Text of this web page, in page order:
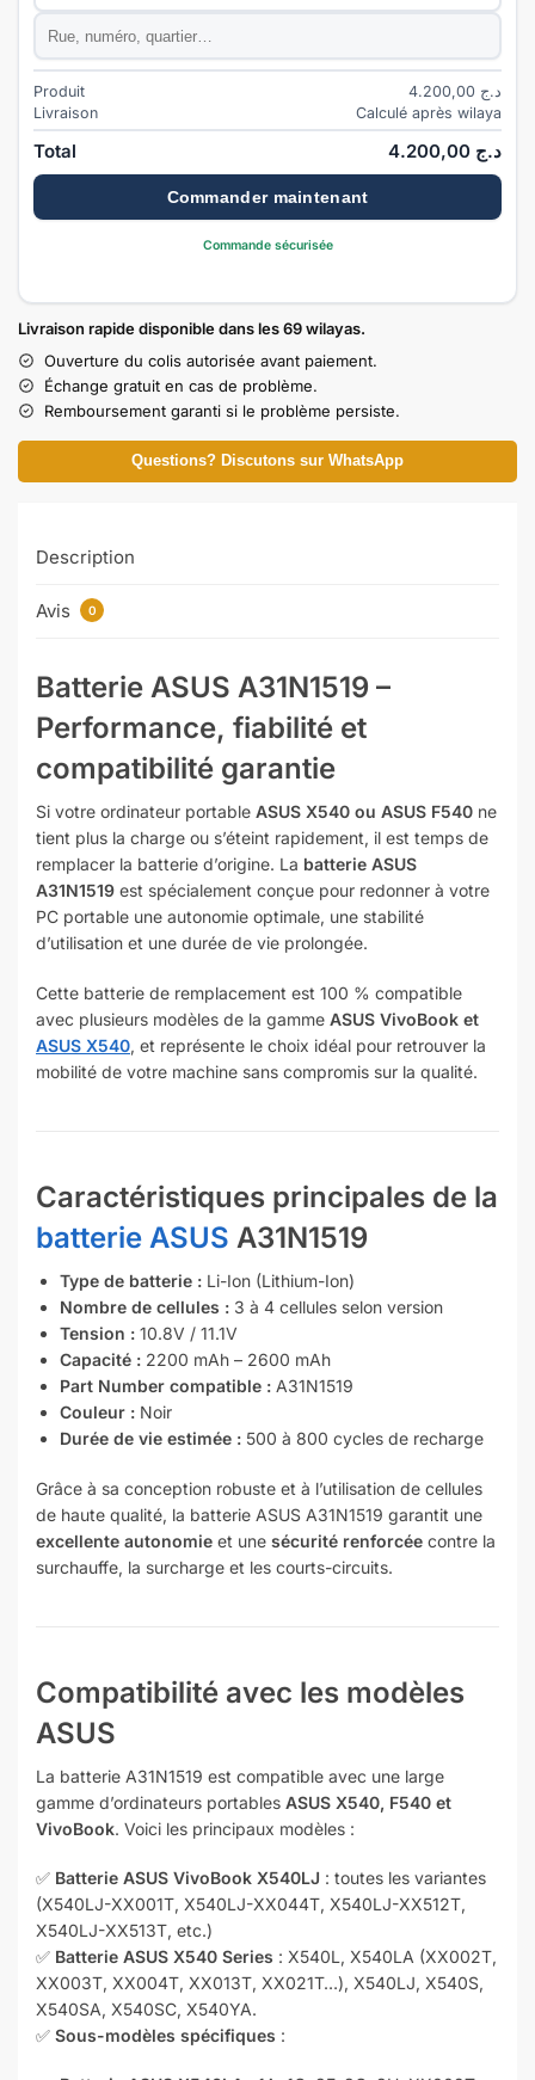
Adresse
Produit د.ج
Livraison
Calculé après wilaya
Total د.ج
Commander maintenant
Commande sécurisée
Livraison rapide disponible dans les 69 wilayas.
Ouverture du colis autorisée avant paiement.
Échange gratuit en cas de problème.
Remboursement garanti si le problème persiste.
Questions? Discutons sur WhatsApp
Description
Avis 0
Batterie ASUS A31N1519 –
Performance, fiabilité et
compatibilité garantie
Si votre ordinateur portable ASUS X540 ou ASUS F540 ne
tient plus la charge ou s’éteint rapidement, il est temps de
remplacer la batterie d’origine. La batterie ASUS
A31N1519 est spécialement conçue pour redonner à votre
PC portable une autonomie optimale, une stabilité
d’utilisation et une durée de vie prolongée.
Cette batterie de remplacement est 100 % compatible
avec plusieurs modèles de la gamme ASUS VivoBook et
ASUS X540, et représente le choix idéal pour retrouver la
mobilité de votre machine sans compromis sur la qualité.
Caractéristiques principales de la
batterie ASUS A31N1519
Type de batterie : Li-Ion (Lithium-Ion)
Nombre de cellules : 3 à 4 cellules selon version
Tension : 10.8V / 11.1V
Capacité : 2200 mAh – 2600 mAh
Part Number compatible : A31N1519
Couleur : Noir
Durée de vie estimée : 500 à 800 cycles de recharge
Grâce à sa conception robuste et à l’utilisation de cellules
de haute qualité, la batterie ASUS A31N1519 garantit une
excellente autonomie et une sécurité renforcée contre la
surchauffe, la surcharge et les courts-circuits.
Compatibilité avec les modèles
ASUS
La batterie A31N1519 est compatible avec une large
gamme d’ordinateurs portables ASUS X540, F540 et
VivoBook. Voici les principaux modèles :
✅ Batterie ASUS VivoBook X540LJ : toutes les variantes
(X540LJ-XX001T, X540LJ-XX044T, X540LJ-XX512T,
X540LJ-XX513T, etc.)
✅ Batterie ASUS X540 Series : X540L, X540LA (XX002T,
XX003T, XX004T, XX013T, XX021T…), X540LJ, X540S,
X540SA, X540SC, X540YA.
✅ Sous-modèles spécifiques :